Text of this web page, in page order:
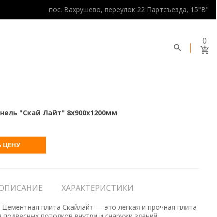
пос. Вахрушево, переулок 22 Партсъезда, 15"В"
0
"Скай Лайт" 8х900х1200мм
ЦЕНУ
ХАРАКТЕРИСТИКИ
плита Скайлайт — это легкая и прочная плита